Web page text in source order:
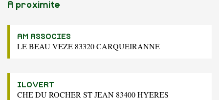
A proximite
AM ASSOCIES
LE BEAU VEZE 83320 CARQUEIRANNE
ILOVERT
CHE DU ROCHER ST JEAN 83400 HYERES